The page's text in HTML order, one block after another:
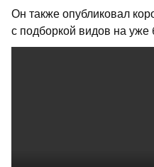
Он также опубликовал
с подборкой видов на уже